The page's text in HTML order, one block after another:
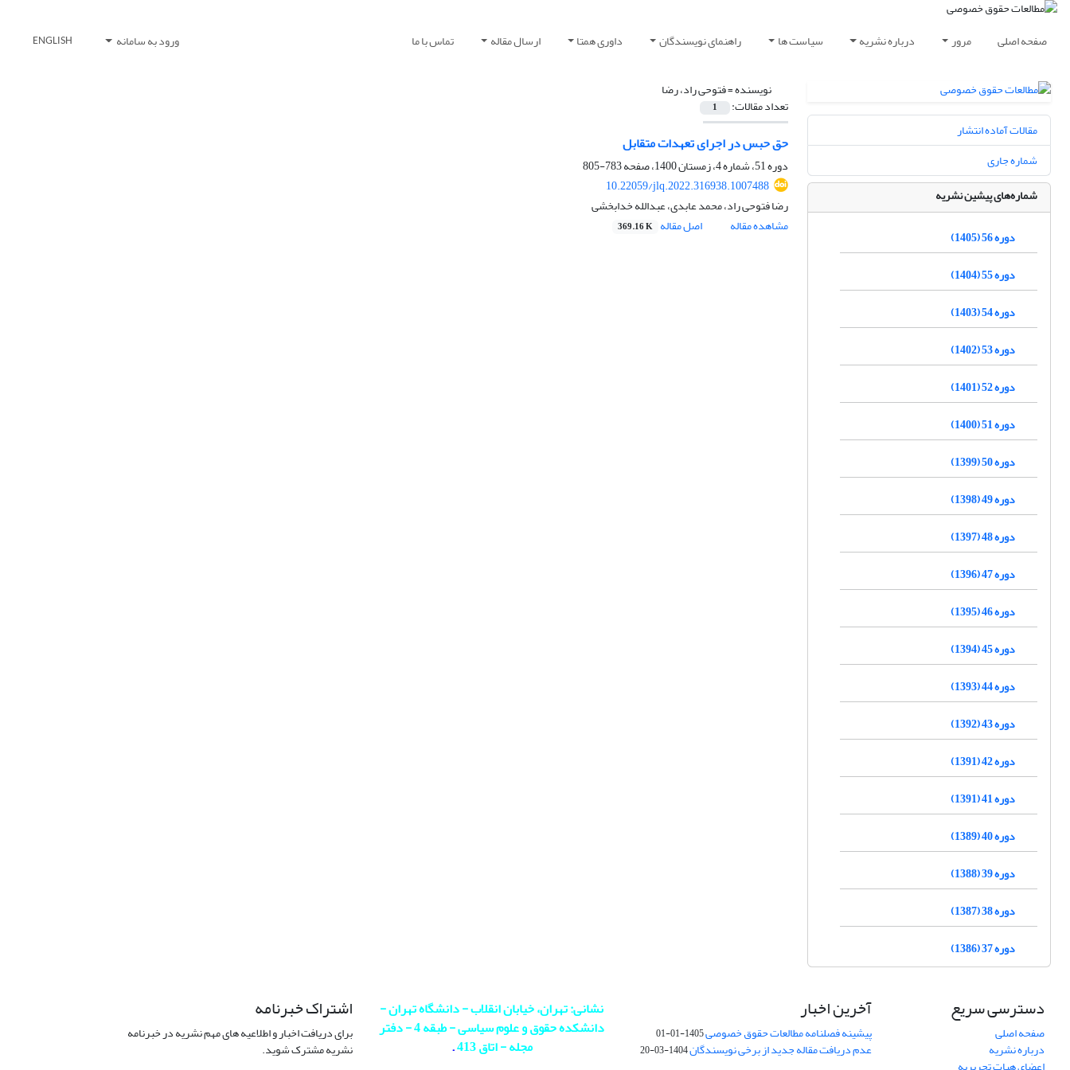
صفحه اصلی مرور درباره نشریه سیاست ها راهنمای نویسندگان داوری همتا ارسال مقاله تماس با ما ورود به سامانه ENGLISH
نویسنده =فتوحی راد، رضا
تعداد مقالات: 1
حق حبس در اجرای تعهدات متقابل
دوره 51، شماره 4، زمستان 1400، صفحه
783-805
10.22059/jlq.2022.316938.1007488
رضا فتوحی راد، محمد عابدی، عبدالله خدابخشی
مشاهده مقاله
اصل مقاله 369.16 K
مقالات آماده انتشار
شماره جاری
شماره‌های پیشین نشریه
دوره 56 (1405)
دوره 55 (1404)
دوره 54 (1403)
دوره 53 (1402)
دوره 52 (1401)
دوره 51 (1400)
دوره 50 (1399)
دوره 49 (1398)
دوره 48 (1397)
دوره 47 (1396)
دوره 46 (1395)
دوره 45 (1394)
دوره 44 (1393)
دوره 43 (1392)
دوره 42 (1391)
دوره 41 (1391)
دوره 40 (1389)
دوره 39 (1388)
دوره 38 (1387)
دوره 37 (1386)
دسترسی سریع
صفحه اصلی
درباره نشریه
آخرین اخبار
پیشینه فصلنامه مطالعات حقوق خصوصی1405-01-01
عدم دریافت مقاله جدید از برخی نویسندگان1404-03-20
نشانی: تهران، خیابان انقلاب - دانشگاه تهران -
دانشکده حقوق و علوم سیاسی - طبقه 4 - دفتر
مجله - اتاق 413
.
اشتراک خبرنامه
برای دریافت اخبار و اطلاعیه های مهم نشریه در خبرنامه
نشریه مشترک شوید.